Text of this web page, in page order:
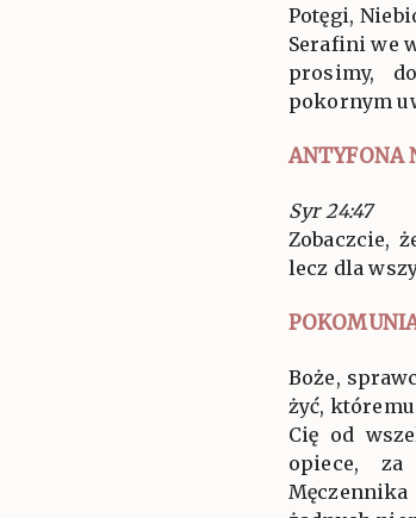
Potęgi,
Serafini we
prosimy,
pokornym
ANTYFONA
Syr 24:47
Zobaczcie,
lecz dla
Boże,
żyć,
Cię od
opiece, za